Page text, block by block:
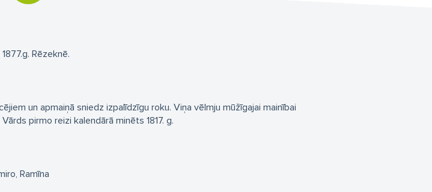
Rēzeknē.
un apmaiņā sniedz izpalīdzīgu roku. Viņa vēlmju mūžīgajai mainībai
pirmo reizi kalendārā minēts 1817. g.
Ramīna